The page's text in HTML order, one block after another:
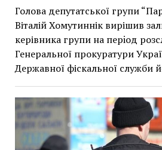
Голова депутатської групи
Віталій Хомутиннік вирішив
керівника групи на перiод
Генеральної прокуратури
Державної фіскальної служби